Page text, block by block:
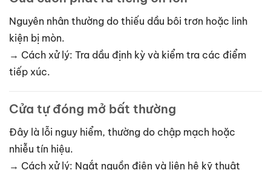
Nguyên nhân thường do thiếu dầu bôi trơn hoặc linh
kiện bị mòn.
→ Cách xử lý: Tra dầu định kỳ và kiểm tra các điểm
tiếp xúc.
Cửa tự đóng mở bất thường
Đây là lỗi nguy hiểm, thường do chập mạch hoặc
nhiễu tín hiệu.
→ Cách xử lý: Ngắt nguồn điện và liên hệ kỹ thuật